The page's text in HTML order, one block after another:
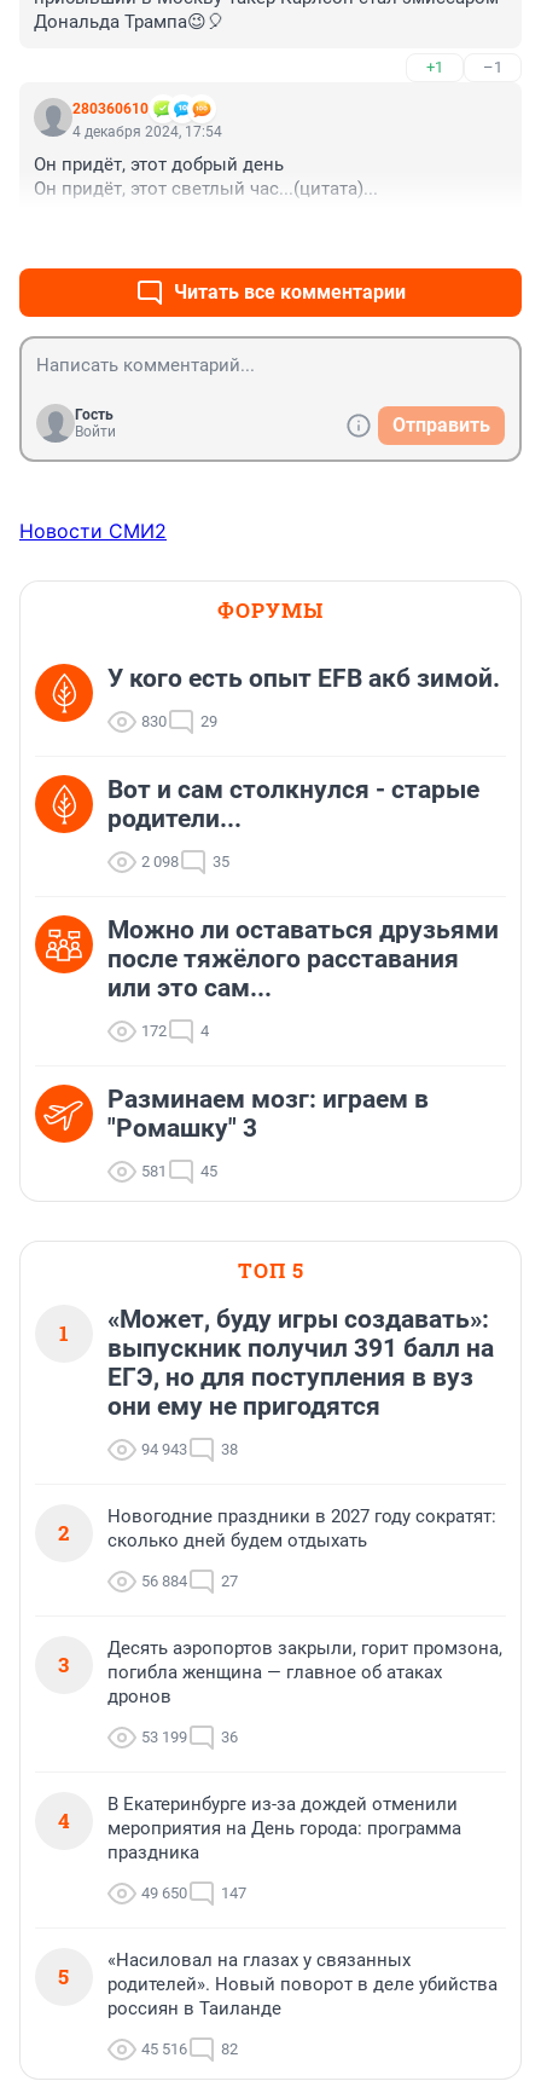
Дональда Трампа😉🎈
+1 –1
280360610
4 декабря 2024, 17:54
Он придёт, этот добрый день
Он придёт, этот светлый час...(цитата)...
Читать все комментарии
Гость
Войти
Отправить
Новости СМИ2
ФОРУМЫ
У кого есть опыт EFB акб зимой.
830 29
Вот и сам столкнулся - старые
родители...
2 098 35
Можно ли оставаться друзьями
после тяжёлого расставания
или это сам...
172 4
Разминаем мозг: играем в
"Ромашку" 3
581 45
ТОП 5
1
«Может, буду игры создавать»:
выпускник получил 391 балл на
ЕГЭ, но для поступления в вуз
они ему не пригодятся
94 943 38
2
Новогодние праздники в 2027 году сократят:
сколько дней будем отдыхать
56 884 27
3
Десять аэропортов закрыли, горит промзона,
погибла женщина — главное об атаках
дронов
53 199 36
4
В Екатеринбурге из-за дождей отменили
мероприятия на День города: программа
праздника
49 650 147
5
«Насиловал на глазах у связанных
родителей». Новый поворот в деле убийства
россиян в Таиланде
45 516 82